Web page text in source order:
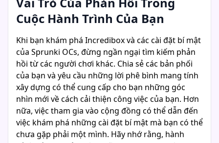
Cuộc Hành Trình Của Bạn
Khi bạn khám phá Incredibox và các cài đặt bí mật
của Sprunki OCs, đừng ngần ngại tìm kiếm phản
hồi từ các người chơi khác. Chia sẻ các bản phối
của bạn và yêu cầu những lời phê bình mang tính
xây dựng có thể cung cấp cho bạn những góc
nhìn mới về cách cải thiện công việc của bạn. Hơn
nữa, việc tham gia vào cộng đồng có thể dẫn đến
việc khám phá những cài đặt bí mật mà bạn có thể
chưa gặp phải một mình. Hãy nhớ rằng, hành